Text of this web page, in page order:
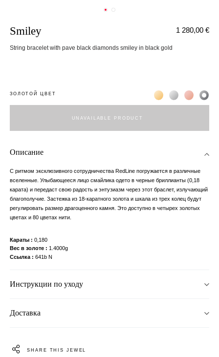
Smiley
String bracelet with pave black diamonds smiley in black gold
1 280,00 €
ЗОЛОТОЙ ЦВЕТ Жёлтое золото 18К
Белое золото
Розовое
UNAVAILABLE PRODUCT
Описание
С ритмом эксклюзивного сотрудничества RedLine погружается в различные
вселенные. Улыбающееся лицо смайлика одето в черные бриллианты (0,18
карата) и передаст свою радость и энтузиазм через этот браслет, излучающий
благополучие. Застежка из 18-каратного золота и шкала из трех колец будут
регулировать размер драгоценного камня. Это доступно в четырех золотых
цветах и ​​80 цветах нити.
Караты
0,180
Вес в золоте
1.4000g
Ссылка
641b N
Инструкции по уходу
Доставка
SHARE THIS JEWEL